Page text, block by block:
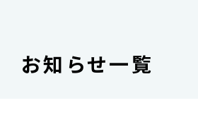
お知らせ一覧